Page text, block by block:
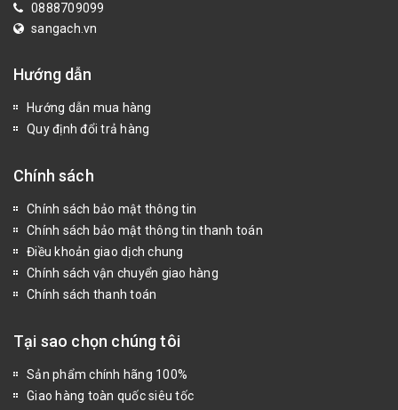
0888709099
sangach.vn
Hướng dẫn
Hướng dẫn mua hàng
Quy định đổi trả hàng
Chính sách
Chính sách bảo mật thông tin
Chính sách bảo mật thông tin thanh toán
Điều khoản giao dịch chung
Chính sách vận chuyển giao hàng
Chính sách thanh toán
Tại sao chọn chúng tôi
Sản phẩm chính hãng 100%
Giao hàng toàn quốc siêu tốc